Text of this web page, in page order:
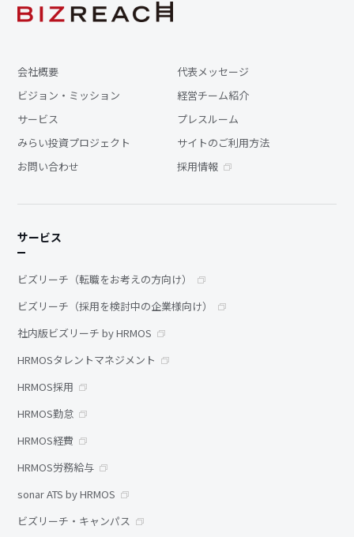
会社概要
代表メッセージ
ビジョン・ミッション
経営チーム紹介
サービス
プレスルーム
みらい投資プロジェクト
サイトのご利用方法
お問い合わせ
採用情報
サービス
ビズリーチ（転職をお考えの方向け）
ビズリーチ（採用を検討中の企業様向け）
社内版ビズリーチ by HRMOS
HRMOSタレントマネジメント
HRMOS採用
HRMOS勤怠
HRMOS経費
HRMOS労務給与
sonar ATS by HRMOS
ビズリーチ・キャンパス